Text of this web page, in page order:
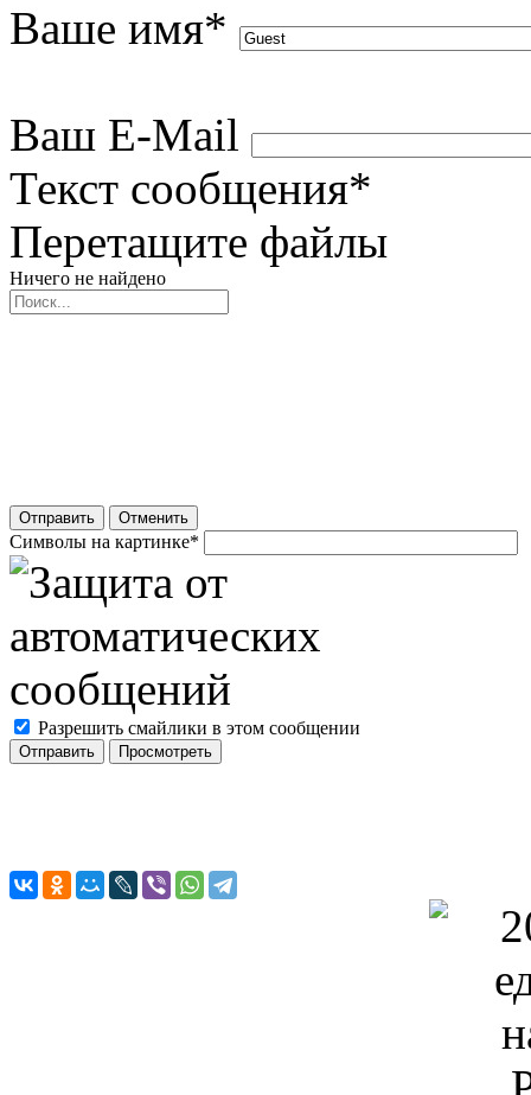
Ваше имя*
Ваш E-Mail
Текст сообщения*
Перетащите файлы
Ничего не найдено
Отправить Отменить
Символы на картинке*
Разрешить смайлики в этом сообщении